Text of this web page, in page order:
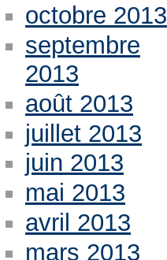
octobre 2013
septembre
2013
août 2013
juillet 2013
juin 2013
mai 2013
avril 2013
mars 2013